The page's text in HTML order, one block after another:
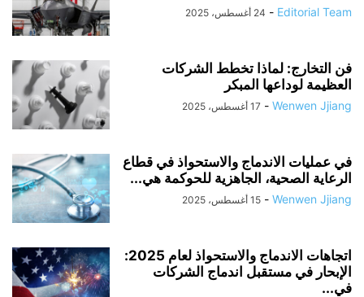
Editorial Team
- 24 أغسطس، 2025
فن التخارج: لماذا تخطط الشركات
العظيمة لوداعها المبكر
Wenwen Jjiang
- 17 أغسطس، 2025
في عمليات الاندماج والاستحواذ في قطاع
الرعاية الصحية، الجاهزية للحوكمة هي...
Wenwen Jjiang
- 15 أغسطس، 2025
اتجاهات الاندماج والاستحواذ لعام 2025:
الإبحار في مستقبل اندماج الشركات
في...